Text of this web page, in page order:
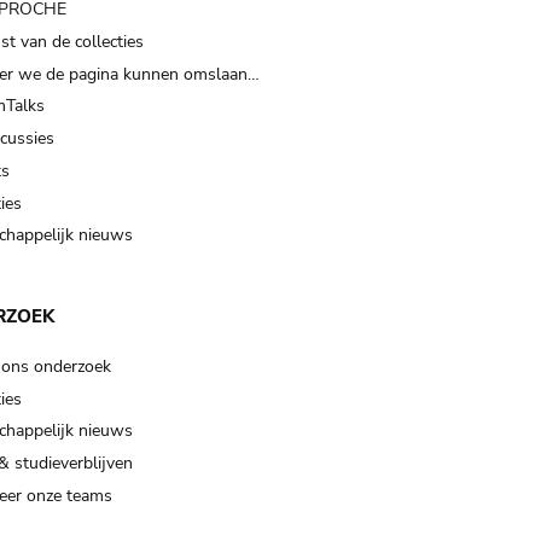
van de collecties
we de pagina kunnen omslaan…
nieuws
onderzoek
nieuws
studieverblijven
onze teams